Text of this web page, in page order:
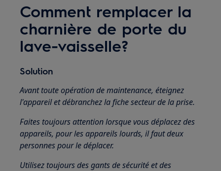
Comment remplacer la
charnière de porte du
lave-vaisselle?
Solution
Avant toute opération de maintenance, éteignez
l'appareil et débranchez la fiche secteur de la prise.
Faites toujours attention lorsque vous déplacez des
appareils, pour les appareils lourds, il faut deux
personnes pour le déplacer.
Utilisez toujours des gants de sécurité et des